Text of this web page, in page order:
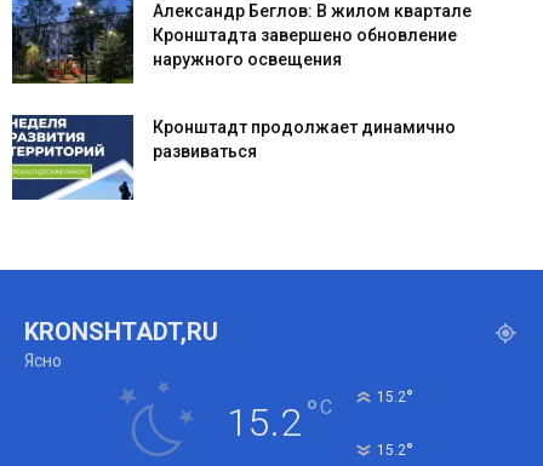
Александр Беглов: В жилом квартале
Кронштадта завершено обновление
наружного освещения
Кронштадт продолжает динамично
развиваться
KRONSHTADT,RU
Ясно
15.2°C 15.2°
15.2°